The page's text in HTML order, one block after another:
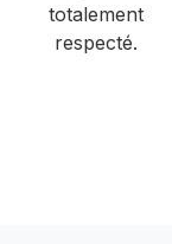
totalement
respecté.